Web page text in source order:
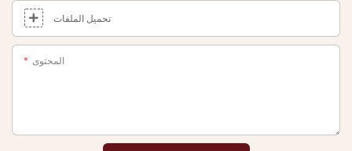
تحميل الملفات
المحتوى